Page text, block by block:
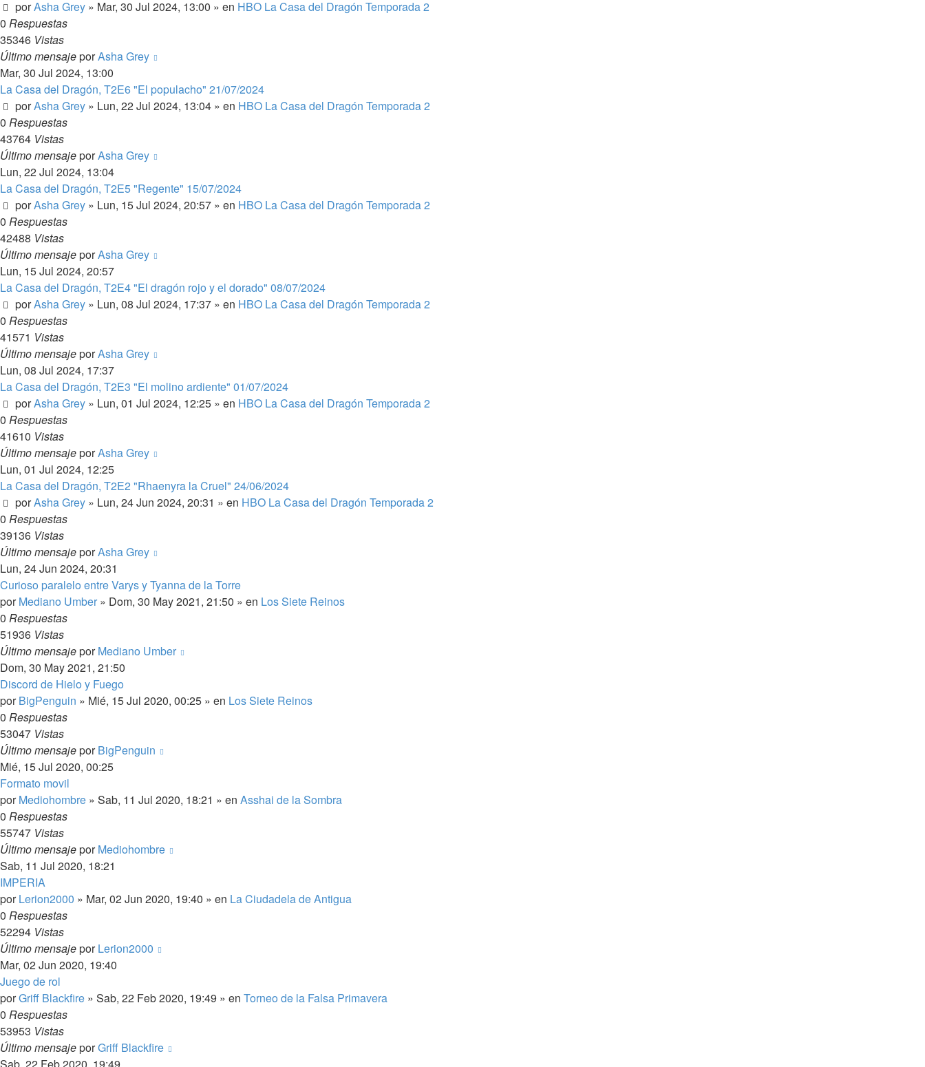
porAsha Grey » Mar, 30 Jul 2024, 13:00 » en HBO La Casa del Dragón Temporada 2
0 Respuestas
35346 Vistas
Último mensajeporAsha Grey
Mar, 30 Jul 2024, 13:00
La Casa del Dragón, T2E6 "El populacho" 21/07/2024
porAsha Grey » Lun, 22 Jul 2024, 13:04 » en HBO La Casa del Dragón Temporada 2
0 Respuestas
43764 Vistas
Último mensajeporAsha Grey
Lun, 22 Jul 2024, 13:04
La Casa del Dragón, T2E5 "Regente" 15/07/2024
porAsha Grey » Lun, 15 Jul 2024, 20:57 » en HBO La Casa del Dragón Temporada 2
0 Respuestas
42488 Vistas
Último mensajeporAsha Grey
Lun, 15 Jul 2024, 20:57
La Casa del Dragón, T2E4 "El dragón rojo y el dorado" 08/07/2024
porAsha Grey » Lun, 08 Jul 2024, 17:37 » en HBO La Casa del Dragón Temporada 2
0 Respuestas
41571 Vistas
Último mensajeporAsha Grey
Lun, 08 Jul 2024, 17:37
La Casa del Dragón, T2E3 "El molino ardiente" 01/07/2024
porAsha Grey » Lun, 01 Jul 2024, 12:25 » en HBO La Casa del Dragón Temporada 2
0 Respuestas
41610 Vistas
Último mensajeporAsha Grey
Lun, 01 Jul 2024, 12:25
La Casa del Dragón, T2E2 "Rhaenyra la Cruel" 24/06/2024
porAsha Grey » Lun, 24 Jun 2024, 20:31 » en HBO La Casa del Dragón Temporada 2
0 Respuestas
39136 Vistas
Último mensajeporAsha Grey
Lun, 24 Jun 2024, 20:31
Curioso paralelo entre Varys y Tyanna de la Torre
porMediano Umber » Dom, 30 May 2021, 21:50 » en Los Siete Reinos
0 Respuestas
51936 Vistas
Último mensajeporMediano Umber
Dom, 30 May 2021, 21:50
Discord de Hielo y Fuego
porBigPenguin » Mié, 15 Jul 2020, 00:25 » en Los Siete Reinos
0 Respuestas
53047 Vistas
Último mensajeporBigPenguin
Mié, 15 Jul 2020, 00:25
Formato movil
porMediohombre » Sab, 11 Jul 2020, 18:21 » en Asshai de la Sombra
0 Respuestas
55747 Vistas
Último mensajeporMediohombre
Sab, 11 Jul 2020, 18:21
IMPERIA
porLerion2000 » Mar, 02 Jun 2020, 19:40 » en La Ciudadela de Antigua
0 Respuestas
52294 Vistas
Último mensajeporLerion2000
Mar, 02 Jun 2020, 19:40
Juego de rol
porGriff Blackfire » Sab, 22 Feb 2020, 19:49 » en Torneo de la Falsa Primavera
0 Respuestas
53953 Vistas
Último mensajeporGriff Blackfire
Sab, 22 Feb 2020, 19:49